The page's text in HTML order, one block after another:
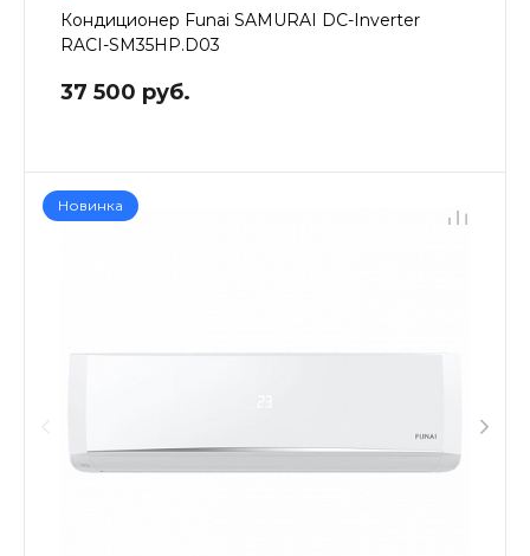
Кондиционер Funai SAMURAI DC-Inverter
RACI-SM35HP.D03
37 500 руб.
Новинка